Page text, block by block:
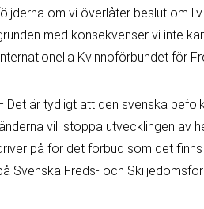
om vi överlåter beslut om
med konsekvenser vi inte
Kvinnoförbundet för
Det är tydligt att den svenska
vill stoppa utvecklingen av
på för det förbud som det
Svenska Freds- och